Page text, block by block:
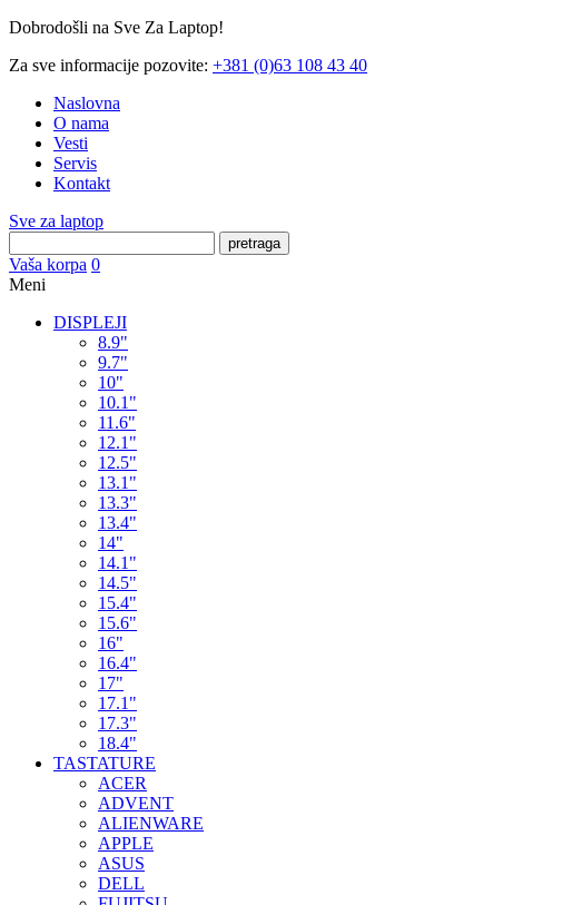
Dobrodošli na Sve Za Laptop!
Za sve informacije pozovite: +381 (0)63 108 43 40
Naslovna
O nama
Vesti
Servis
Kontakt
Sve za laptop
pretraga
Vaša korpa 0
Meni
DISPLEJI
8.9"
9.7"
10"
10.1"
11.6"
12.1"
12.5"
13.1"
13.3"
13.4"
14"
14.1"
14.5"
15.4"
15.6"
16"
16.4"
17"
17.1"
17.3"
18.4"
TASTATURE
ACER
ADVENT
ALIENWARE
APPLE
ASUS
DELL